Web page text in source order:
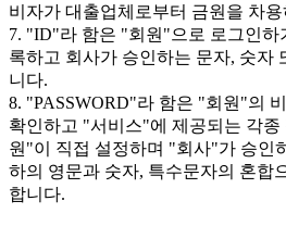
비자가 대출업체로부터 금원을 차
7. "ID"라 함은 "회원"으로 로그인하
록하고 회사가 승인하는 문자, 숫자
니다.
8. "PASSWORD"라 함은 "회원"의
확인하고 "서비스"에 제공되는 각종
원"이 직접 설정하며 "회사"가 승인
하의 영문과 숫자, 특수문자의 혼합
합니다.